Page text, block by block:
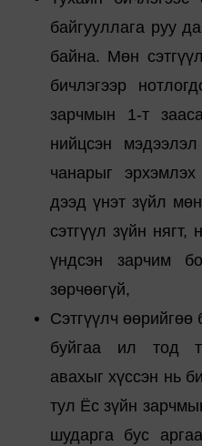
байгууллага руу
байна. Мөн
бичлэгээр
зарчмын 1-т
нийцсэн
чанарыг
дээд үнэт зүйл
сэтгүүл зүйн
үндсэн зарчим
зөрчөөгүй,
Сэтгүүлч
буйгаа ил тод
авахыг хүссэн нь
тул Ёс зүйн
шударга бус